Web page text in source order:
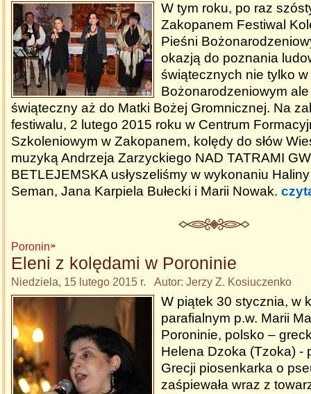
W tym roku, po raz
Zakopanem Festiwal
Pieśni
okazją do poznania
świątecznych nie tylko
Bożonarodzeniowym
świąteczny aż do Matki Bożej Gromnicznej. Na
festiwalu, 2 lutego 2015 roku w Centrum
Szkoleniowym w Zakopanem, kolędy do słów
muzyką Andrzeja Zarzyckiego NAD TATRAMI
BETLEJEMSKA usłyszeliśmy w wykonaniu
Seman, Jana Karpiela Bułecki i Marii Nowak.
Poronin
Eleni z kolędami w Poroninie
Niedziela, 15 lutego 2015 r. Autor: Jerzy Z. Kosiuczenko
W piątek 30 stycznia, w
parafialnym p.w. Marii
Poroninie, polsko –
Helena Dzoka (Tzoka) -
Grecji piosenkarka o
zaśpiewała wraz z